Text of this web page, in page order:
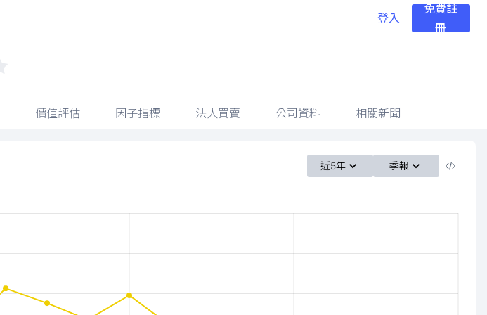
登入
免費註
冊
價值評估 因子指標 法人買賣 公司資料 相關新聞
近5年 季報